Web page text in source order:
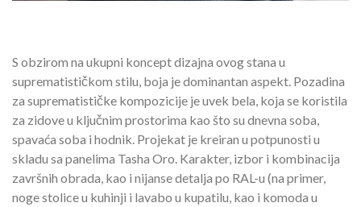
S obzirom na ukupni koncept dizajna ovog stana u
suprematističkom stilu, boja je dominantan aspekt. Pozadina
za suprematističke kompozicije je uvek bela, koja se koristila
za zidove u ključnim prostorima kao što su dnevna soba,
spavaća soba i hodnik. Projekat je kreiran u potpunosti u
skladu sa panelima Tasha Oro. Karakter, izbor i kombinacija
završnih obrada, kao i nijanse detalja po RAL-u (na primer,
noge stolice u kuhinji i lavabo u kupatilu, kao i komoda u